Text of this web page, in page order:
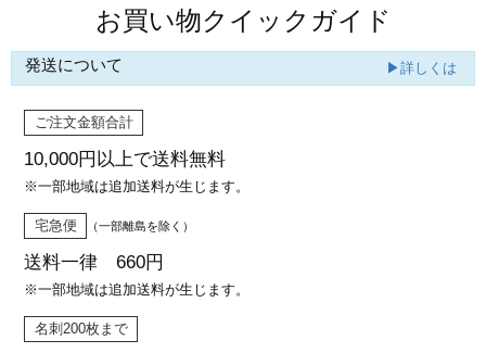
お買い物クイックガイド
発送について ▶詳しくは
ご注文金額合計
10,000円以上で送料無料
※一部地域は追加送料が生じます。
宅急便 （一部離島を除く）
送料一律 660円
※一部地域は追加送料が生じます。
名刺200枚まで